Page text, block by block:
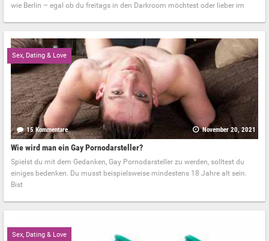
wie Berlin – egal ob du freitags in den Darkroom möchtest oder lieber im
Sex, Dating & Love
15 Kommentare November 20, 2021
Wie wird man ein Gay Pornodarsteller?
Spielst du mit dem Gedanken, Gay Pornodarsteller zu werden, solltest du
einiges bedenken. Du musst beispielsweise mindestens 18 Jahre alt sein.
Bist
Sex, Dating & Love